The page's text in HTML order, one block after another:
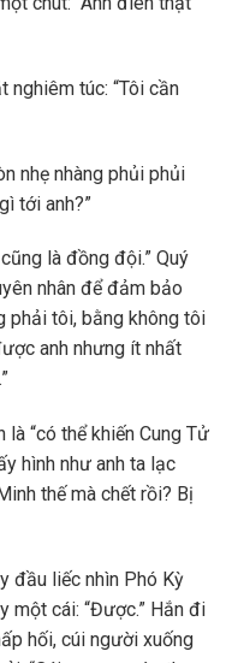
nghiêm túc: “Tôi cần
nhẹ nhàng phủi phủi
tới anh?”
là đồng đội.” Quý
nhân để đảm bảo
phải tôi, bằng không tôi
anh nhưng ít nhất
“có thể khiến Cung Tử
hình như anh ta lạc
thế mà chết rồi? Bị
đầu liếc nhìn Phó Kỳ
một cái: “Được.” Hắn đi
hối, cúi người xuống